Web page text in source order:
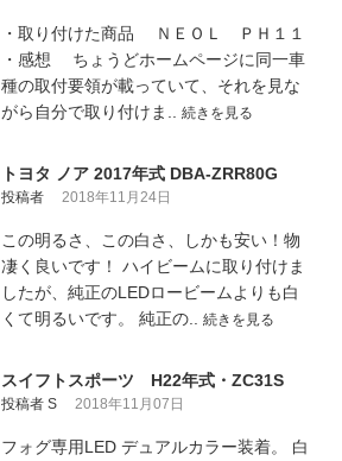
・取り付けた商品 ＮＥＯＬ ＰＨ１１
・感想 ちょうどホームページに同一車
種の取付要領が載っていて、それを見な
がら自分で取り付けま.. 続きを見る
トヨタ ノア 2017年式 DBA-ZRR80G
投稿者 2018年11月24日
この明るさ、この白さ、しかも安い！物
凄く良いです！ ハイビームに取り付けま
したが、純正のLEDロービームよりも白
くて明るいです。 純正の.. 続きを見る
スイフトスポーツ H22年式・ZC31S
投稿者 S 2018年11月07日
フォグ専用LED デュアルカラー装着。 白